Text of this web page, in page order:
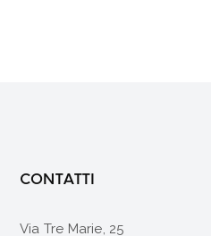
CONTATTI
Via Tre Marie, 25